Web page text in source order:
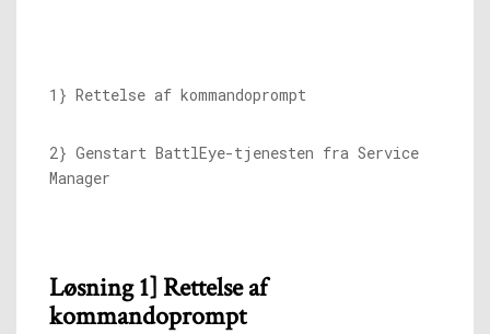
1} Rettelse af kommandoprompt
2} Genstart BattlEye-tjenesten fra Service
Manager
Løsning 1] Rettelse af
kommandoprompt